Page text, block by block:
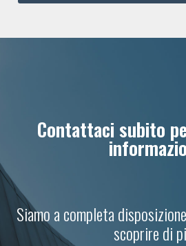
Contattaci subito
Siamo a completa
scoprire di